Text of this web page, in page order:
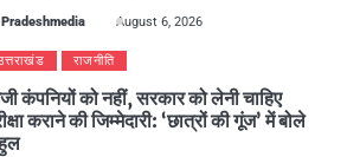
Pradeshmedia August 6, 2026
राजनीति
कंपनियों को नहीं, सरकार को लेनी चाहिए
कराने की जिम्मेदारी: ‘छात्रों की गूंज’ में बोले